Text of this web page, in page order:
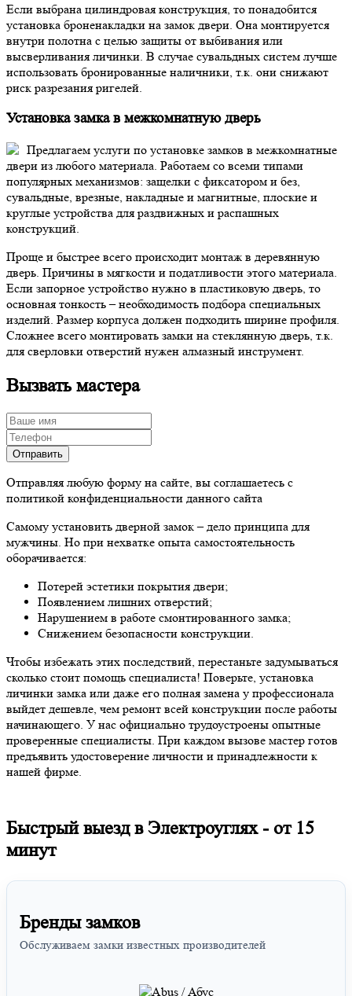
Если выбрана цилиндровая конструкция, то понадобится
установка броненакладки на замок двери. Она монтируется
внутри полотна с целью защиты от выбивания или
высверливания личинки. В случае сувальдных систем лучше
использовать бронированные наличники, т.к. они снижают
риск разрезания ригелей.
Установка замка в межкомнатную дверь
Предлагаем услуги по установке замков в межкомнатные
двери из любого материала. Работаем со всеми типами
популярных механизмов: защелки с фиксатором и без,
сувальдные, врезные, накладные и магнитные, плоские и
круглые устройства для раздвижных и распашных
конструкций.
Проще и быстрее всего происходит монтаж в деревянную
дверь. Причины в мягкости и податливости этого материала.
Если запорное устройство нужно в пластиковую дверь, то
основная тонкость – необходимость подбора специальных
изделий. Размер корпуса должен подходить ширине профиля.
Сложнее всего монтировать замки на стеклянную дверь, т.к.
для сверловки отверстий нужен алмазный инструмент.
Вызвать мастера
Отправляя любую форму на сайте, вы соглашаетесь с
политикой конфиденциальности данного сайта
Самому установить дверной замок – дело принципа для
мужчины. Но при нехватке опыта самостоятельность
оборачивается:
Потерей эстетики покрытия двери;
Появлением лишних отверстий;
Нарушением в работе смонтированного замка;
Снижением безопасности конструкции.
Чтобы избежать этих последствий, перестаньте задумываться
сколько стоит помощь специалиста! Поверьте, установка
личинки замка или даже его полная замена у профессионала
выйдет дешевле, чем ремонт всей конструкции после работы
начинающего. У нас официально трудоустроены опытные
проверенные специалисты. При каждом вызове мастер готов
предъявить удостоверение личности и принадлежности к
нашей фирме.
Быстрый выезд в Электроуглях - от 15
минут
Бренды замков
Обслуживаем замки известных производителей